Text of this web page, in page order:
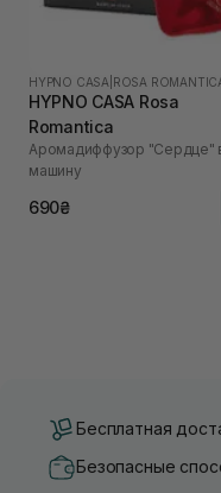
HYPNO CASA ROSA
HYPNO CASA Rosa
Romantica
Аромадиффузор "Сердце"
машину
690₴
Бесплатная
Безопасные